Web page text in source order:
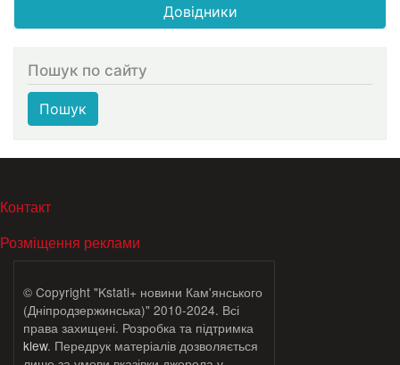
Довідники
Пошук по сайту
Пошук
МЕНЮ В ПОДВАЛЕ
Контакт
Розміщення реклами
© Copyright "Kstati+ новини Кам'янського
(Дніпродзержинська)" 2010-2024. Всі
права захищені. Розробка та підтримка
klew. Передрук матеріалів дозволяється